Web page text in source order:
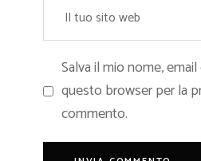
Salva il mio nome,
questo browser per la
commento.